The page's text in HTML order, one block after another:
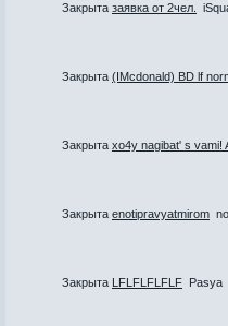
Закрыта заявка от 2чел.
Закрыта (IMcdonald) BD lf
Закрыта xo4y nagibat' s vami!
Закрыта enotipravyatmirom
Закрыта LFLFLFLFLF Pasya